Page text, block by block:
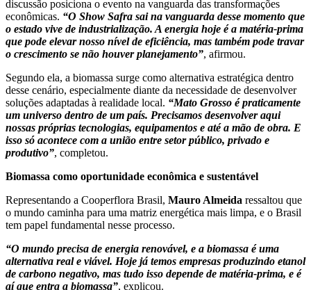
discussão posiciona o evento na vanguarda das transformações
econômicas. “O Show Safra sai na vanguarda desse momento que
o estado vive de industrialização. A energia hoje é a matéria-prima
que pode elevar nosso nível de eficiência, mas também pode travar
o crescimento se não houver planejamento”, afirmou.
Segundo ela, a biomassa surge como alternativa estratégica dentro
desse cenário, especialmente diante da necessidade de desenvolver
soluções adaptadas à realidade local. “Mato Grosso é praticamente
um universo dentro de um país. Precisamos desenvolver aqui
nossas próprias tecnologias, equipamentos e até a mão de obra. E
isso só acontece com a união entre setor público, privado e
produtivo”, completou.
Biomassa como oportunidade econômica e sustentável
Representando a Cooperflora Brasil, Mauro Almeida ressaltou que
o mundo caminha para uma matriz energética mais limpa, e o Brasil
tem papel fundamental nesse processo.
“O mundo precisa de energia renovável, e a biomassa é uma
alternativa real e viável. Hoje já temos empresas produzindo etanol
de carbono negativo, mas tudo isso depende de matéria-prima, e é
aí que entra a biomassa”, explicou.